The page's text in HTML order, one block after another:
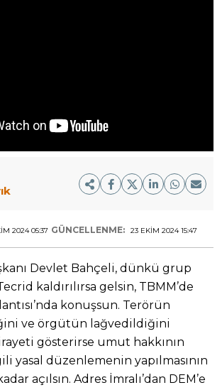
2024 05:37 GÜNCELLENME: 23 EKIM 2024 15:47
Devlet Bahçeli, dünkü grup
kaldırılırsa gelsin, TBMM’de
konuşsun. Terörün
ve örgütün lağvedildiğini
gösterirse umut hakkının
yasal düzenlemenin yapılmasının
açılsın. Adres İmralı’dan DEM’e